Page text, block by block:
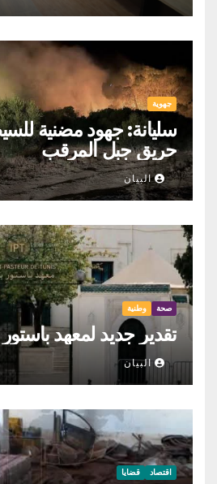
جهوية
سليانة: جهود مضنية
حريق جبل المرقب
البيان
صحة وطنية
تقدير جديد لمعهد باستور
البيان
اقتصاد قضايا